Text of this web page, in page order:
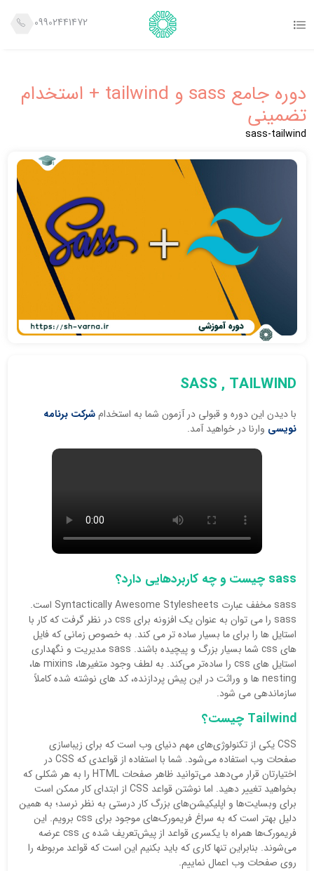
09902441472
دوره جامع sass و tailwind + استخدام
تضمینی
sass-tailwind
SASS , TAILWIND
با دیدن این دوره و قبولی در آزمون شما به استخدامشرکت برنامه
نویسی وارنا در خواهید آمد.
sass چیست و چه کاربردهایی دارد؟
sass مخفف عبارت Syntactically Awesome Stylesheets است.
sass را می توان به عنوان یک افزونه برای css در نظر گرفت که کار با
استایل ها را برای ما بسیار ساده تر می کند. به خصوص زمانی که فایل
های css شما بسیار بزرگ و پیچیده باشند. sass مدیریت و نگهداری
استایل های css را ساده‌تر می‌کند. به لطف وجود متغیرها، mixins ها،
nesting ها و وراثت در این پیش پردازنده، کد های نوشته شده کاملاً
سازماندهی می شود.
Tailwind چیست؟
CSS یکی از تکنولوژی‌های مهم دنیای وب است که برای زیبا‌سازی
صفحات وب استفاده می‌شود. شما با استفاده از قواعدی که CSS در
اختیارتان قرار می‌دهد می‌توانید ظاهر صفحات‌ HTML را به هر شکلی که
بخواهید تغییر دهید. اما نوشتن قواعد CSS از ابتدای کار ممکن است
برای وبسایت‌ها و اپلیکیشن‌های بزرگ کار درستی به نظر نرسد؛ به همین
دلیل بهتر است که به سراغ فریمورک‌های موجود برای css برویم. این
فریمورک‌ها همراه با یکسری قواعد از پیش‌تعریف شده ی css عرضه
می‌شوند. بنابراین تنها کاری که باید بکنیم این است که قواعد مربوطه را
روی صفحات وب اعمال نماییم.